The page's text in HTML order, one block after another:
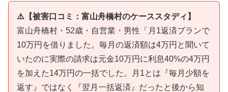
⚠️【被害口コミ：富山舟橋村のケーススタディ】
富山舟橋村・52歳・自営業・男性「月1返済プランで
10万円を借りました。毎月の返済額は4万円と聞いて
いたのに実際の請求は元金10万円に利息40%の4万円
を加えた14万円の一括でした。月1とは『毎月少額を
返す』ではなく『翌月一括返済』だったと後から知